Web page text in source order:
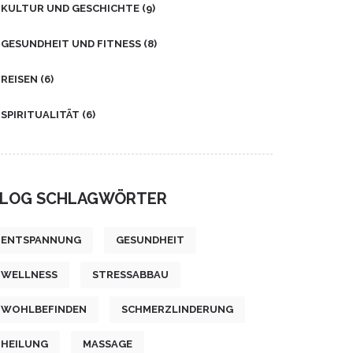
KULTUR UND GESCHICHTE (9)
GESUNDHEIT UND FITNESS (8)
REISEN (6)
SPIRITUALITÄT (6)
SCHLAGWÖRTER
ENTSPANNUNG GESUNDHEIT
WELLNESS STRESSABBAU
WOHLBEFINDEN SCHMERZLINDERUNG
HEILUNG MASSAGE